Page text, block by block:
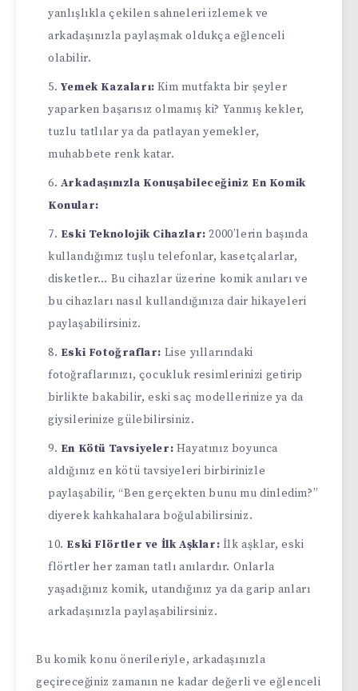
yanlışlıkla çekilen sahneleri izlemek ve
arkadaşınızla paylaşmak oldukça eğlenceli
olabilir.
Yemek Kazaları: Kim mutfakta bir şeyler
yaparken başarısız olmamış ki? Yanmış kekler,
tuzlu tatlılar ya da patlayan yemekler,
muhabbete renk katar.
Arkadaşınızla Konuşabileceğiniz En Komik
Konular:
Eski Teknolojik Cihazlar: 2000’lerin başında
kullandığımız tuşlu telefonlar, kasetçalarlar,
disketler… Bu cihazlar üzerine komik anıları ve
bu cihazları nasıl kullandığınıza dair hikayeleri
paylaşabilirsiniz.
Eski Fotoğraflar: Lise yıllarındaki
fotoğraflarınızı, çocukluk resimlerinizi getirip
birlikte bakabilir, eski saç modellerinize ya da
giysilerinize gülebilirsiniz.
En Kötü Tavsiyeler: Hayatınız boyunca
aldığınız en kötü tavsiyeleri birbirinizle
paylaşabilir, “Ben gerçekten bunu mu dinledim?”
diyerek kahkahalara boğulabilirsiniz.
Eski Flörtler ve İlk Aşklar: İlk aşklar, eski
flörtler her zaman tatlı anılardır. Onlarla
yaşadığınız komik, utandığınız ya da garip anları
arkadaşınızla paylaşabilirsiniz.
Bu komik konu önerileriyle, arkadaşınızla
geçireceğiniz zamanın ne kadar değerli ve eğlenceli